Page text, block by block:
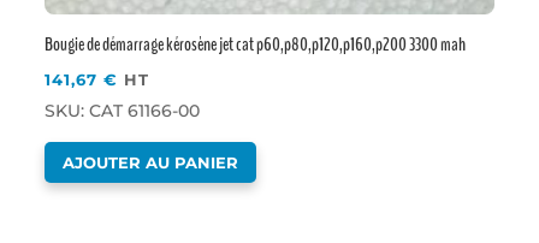
Bougie de démarrage kérosène jet cat p60,p80,p120,p160,p200 3300 mah
141,67€ HT
SKU: CAT 61166-00
AJOUTER AU PANIER